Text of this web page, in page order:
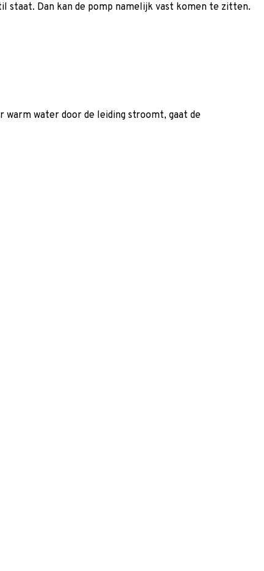
staat. Dan kan de pomp namelijk vast komen te zitten.
warm water door de leiding stroomt, gaat de